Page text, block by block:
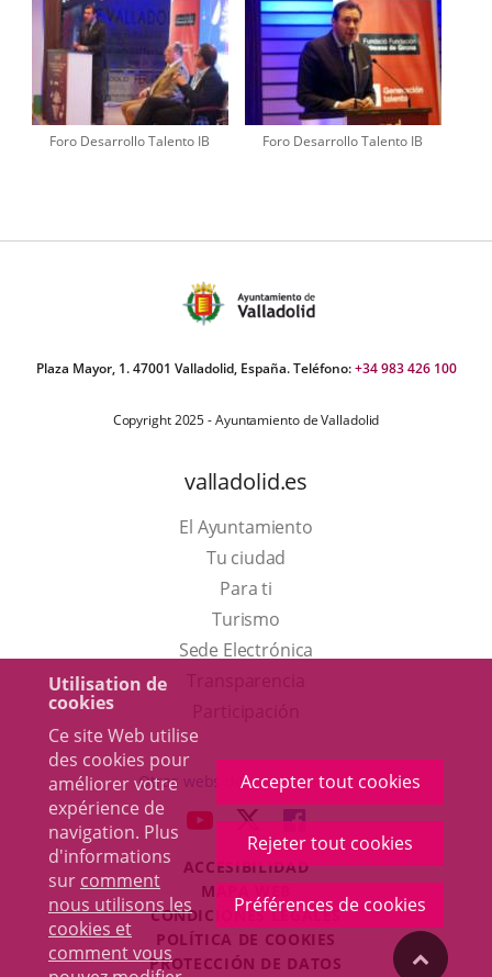
Utilisation de
cookies
Ce site Web utilise
des cookies pour
améliorer votre
expérience de
navigation. Plus
d'informations
sur comment
nous utilisons les
cookies et
comment vous
Accepter tout cookies
Rejeter tout cookies
Préférences de cookies
Foro Desarrollo Talento IB Foro Desarrollo Talento IB
Plaza Mayor, 1. 47001 Valladolid, España. Teléfono:+34 983 426 100
Copyright 2025 - Ayuntamiento de Valladolid
valladolid.es
El Ayuntamiento
Tu ciudad
Para ti
TurismoEste
enlace
una
ventana
nueva.
Sede Electrónica
externa.
Otras webs del ayuntamiento
ENLACE
UNA
APLICACIÓN
EXTERNA.
ENLACE
A
UNA
APLICACIÓN
EXTERNA.
ENLACE
A
UNA
APLICACIÓN
EXTERNA.
ACCESIBILIDAD
MAPA WEB
CONDICIONES LEGALES
POLÍTICA DE COOKIES
PROTECCIÓN DE DATOS
"Volver